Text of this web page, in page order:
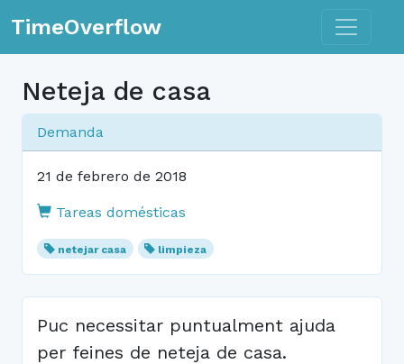
TimeOverflow Toggle
Neteja de casa
Demanda
21 de febrero de 2018
Tareas domésticas
netejar casa limpieza
Puc necessitar puntualment ajuda
per feines de neteja de casa.